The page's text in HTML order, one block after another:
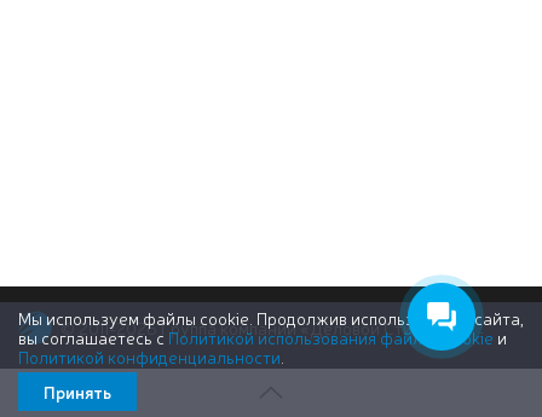
© 2011-2026 Группа компаний «Деловой Стиль»
Мы используем файлы cookie. Продолжив использование сайта,
вы соглашаетесь с Политикой использования файлов cookie и
Политикой конфиденциальности
Принять